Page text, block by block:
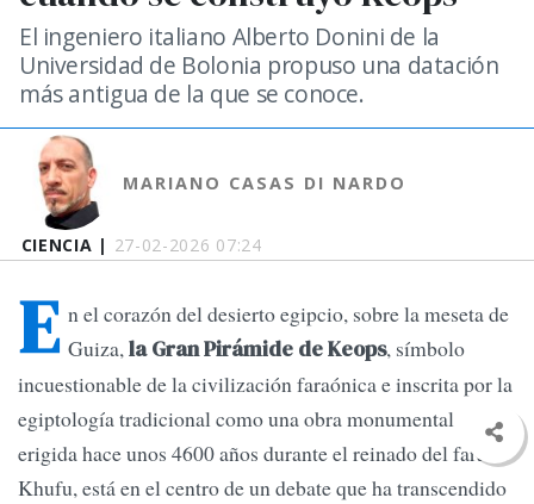
CIENCIA | 27-02-2026 07:24
El ingeniero italiano Alberto Donini de la
Universidad de Bolonia propuso una datación
más antigua de la que se conoce.
MARIANO CASAS DI NARDO
E n el corazón del desierto egipcio, sobre la meseta de
Guiza,la Gran Pirámide de Keops, símbolo
incuestionable de la civilización faraónica e inscrita por la
egiptología tradicional como una obra monumental
erigida hace unos 4600 años durante el reinado del faraón
Khufu, está en el centro de un debate que ha transcendido